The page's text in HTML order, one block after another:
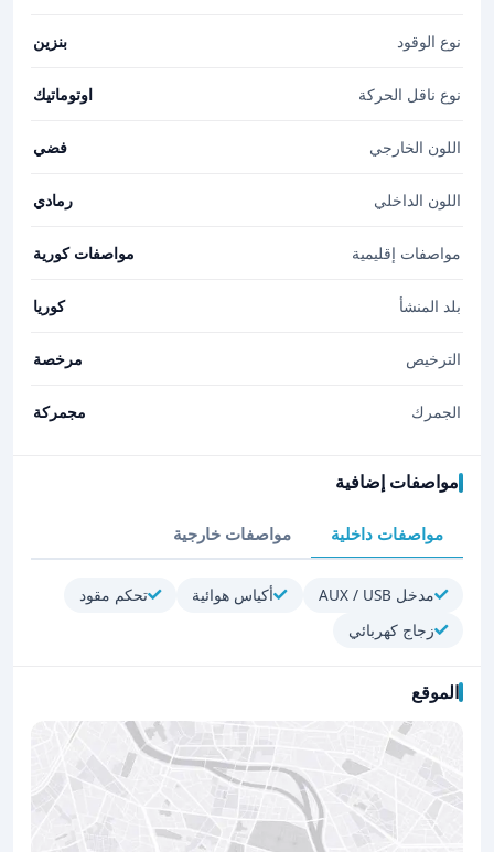
نوع الوقود بنزين
نوع ناقل الحركة اوتوماتيك
اللون الخارجي فضي
اللون الداخلي رمادي
مواصفات إقليمية مواصفات كورية
بلد المنشأ كوريا
الترخيص مرخصة
الجمرك مجمركة
مواصفات إضافية
مواصفات داخلية مواصفات خارجية
مدخل AUX / USB أكياس هوائية
تحكم مقود
زجاج كهربائي
الموقع